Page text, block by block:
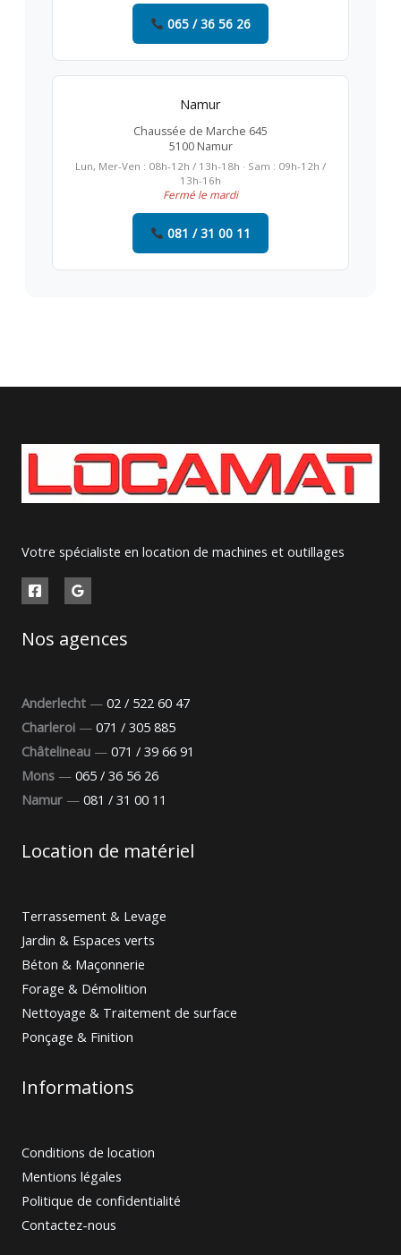
065 / 36 56 26
Namur
Chaussée de Marche 645
5100 Namur
Lun, Mer-Ven : 08h-12h / 13h-18h · Sam : 09h-12h /
13h-16h
Fermé le mardi
081 / 31 00 11
Votre spécialiste en location de machines et outillages
Nos agences
Anderlecht — 02 / 522 60 47
Charleroi — 071 / 305 885
Châtelineau — 071 / 39 66 91
Mons — 065 / 36 56 26
Namur — 081 / 31 00 11
Location de matériel
Terrassement & Levage
Jardin & Espaces verts
Béton & Maçonnerie
Forage & Démolition
Nettoyage & Traitement de surface
Ponçage & Finition
Informations
Conditions de location
Mentions légales
Politique de confidentialité
Contactez-nous